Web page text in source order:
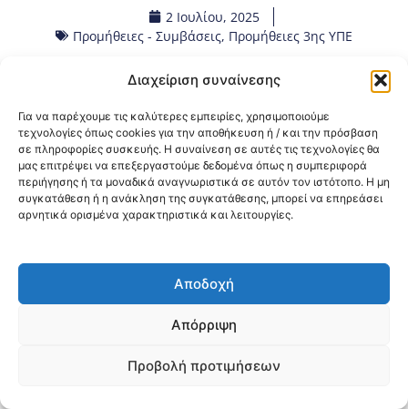
Διαχείριση συναίνεσης
Για να παρέχουμε τις καλύτερες εμπειρίες, χρησιμοποιούμε
τεχνολογίες όπως cookies για την αποθήκευση ή / και την πρόσβαση
σε πληροφορίες συσκευής. Η συναίνεση σε αυτές τις τεχνολογίες θα
μας επιτρέψει να επεξεργαστούμε δεδομένα όπως η συμπεριφορά
περιήγησης ή τα μοναδικά αναγνωριστικά σε αυτόν τον ιστότοπο. Η μη
συγκατάθεση ή η ανάκληση της συγκατάθεσης, μπορεί να επηρεάσει
αρνητικά ορισμένα χαρακτηριστικά και λειτουργίες.
Αποδοχή
Απόρριψη
Προβολή προτιμήσεων
2 Ιουλίου, 2025
Προμήθειες - Συμβάσεις, Προμήθειες 3ης ΥΠΕ
@2026 3ype.gr All rights reserved
Πολιτική Προστασίας Δεδομένων
Θεσσαλονίκη, Ελλάδα Τηλ: +30 2311 226 200
email: 3ype@3ype.gr
Page Visits: 00013 Website Visits: 1594013